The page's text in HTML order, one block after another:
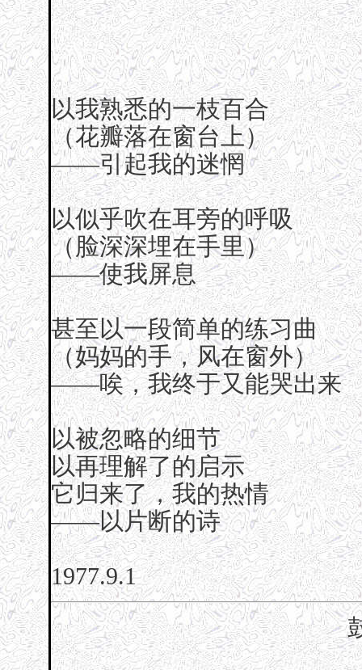
以我熟悉的一枝百合
（花瓣落在窗台上）
——引起我的迷惘
以似乎吹在耳旁的呼吸
（脸深深埋在手里）
——使我屏息
甚至以一段简单的练习曲
（妈妈的手，风在窗外）
——唉，我终于又能哭出来
以被忽略的细节
以再理解了的启示
它归来了，我的热情
——以片断的诗
1977.9.1